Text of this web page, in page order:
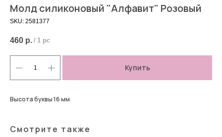
Молд силиконовый "Алфавит" Розовый
SKU: 2581377
460 р. / 1 pc
Купить
Высота буквы 16 мм
Смотрите также